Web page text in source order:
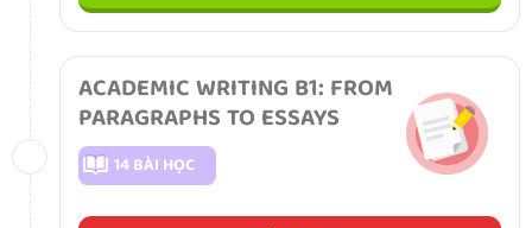
ACADEMIC WRITING B1: FROM
PARAGRAPHS TO ESSAYS
14 BÀI HỌC